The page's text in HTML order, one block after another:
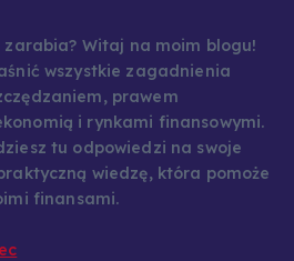
zarabia? Witaj na moim blogu!
wszystkie zagadnienia
prawem
i rynkami finansowymi.
tu odpowiedzi na swoje
wiedzę, która pomoże
finansami.